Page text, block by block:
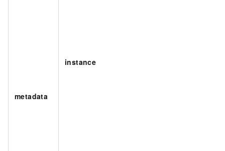
metadata
instance